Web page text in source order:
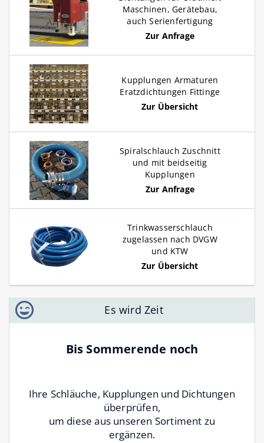
Maschinen, Gerätebau,
auch Serienfertigung
Zur Anfrage
Kupplungen Armaturen
Eratzdichtungen Fittinge
Zur Übersicht
Spiralschlauch Zuschnitt
und mit beidseitig
Kupplungen
Zur Anfrage
Trinkwasserschlauch
zugelassen nach DVGW
und KTW
Zur Übersicht
Es wird Zeit
Bis Sommerende noch
Ihre Schläuche, Kupplungen und Dichtungen
überprüfen,
um diese aus unseren Sortiment zu
ergänzen.